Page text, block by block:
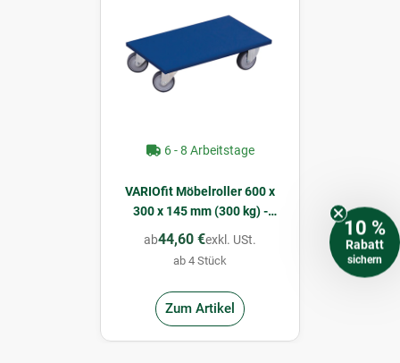
6 - 8 Arbeitstage
VARIOfit Möbelroller 600 x
300 x 145 mm (300 kg) -
Enzianblau
ab44,60 €exkl. USt.
ab 4 Stück
Zum Artikel
10 %
Rabatt
sichern